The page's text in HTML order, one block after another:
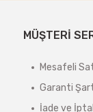
MÜŞTERİ
Mesafeli
Garanti
İade ve